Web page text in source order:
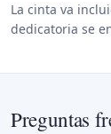
La cinta va
dedicatoria se
Preguntas